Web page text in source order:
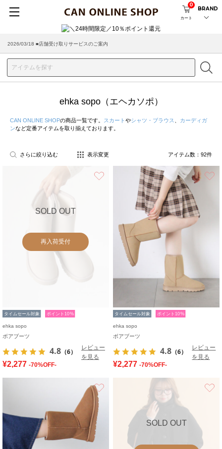
カート
0
BRAND
2026/08/04 ■8/13(木)AM2:00～サイトメンテナンス実施のお知らせ
2026/03/18 ■店舗受け取りサービスのご案内
ehka sopo（エヘカソポ）
CAN ONLINE SHOPの商品一覧です。 スカート やシャツ・ブラウス
カーディガ
ンなど定番アイテムを取り揃えております。
さらに絞り込む 表示変更 アイテム数： 92件
SOLD OUT
再入荷受付
タイムセール対象 ポイント10%
ehka sopo
ボアブーツ
4.8 （6）
レビュー
を見る
¥2,277 -70%OFF-
タイムセール対象 ポイント10%
ehka sopo
ボアブーツ
4.8 （6）
レビュー
を見る
¥2,277 -70%OFF-
SOLD OUT